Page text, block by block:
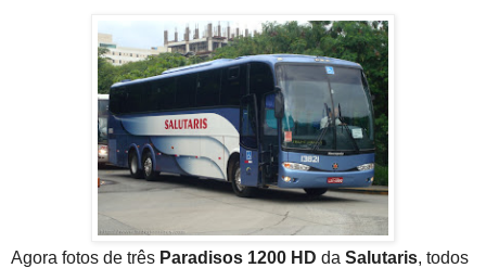
Agora fotos de três Paradisos 1200 HD da Salutaris, todos